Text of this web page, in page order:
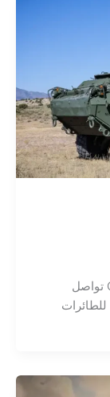
مضاد الطائرات ليوناردو C-UAS DE Stryker تواصل